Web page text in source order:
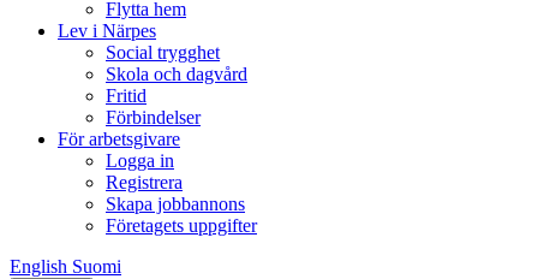
Flytta hem
Lev i Närpes
Social trygghet
Skola och dagvård
Fritid
Förbindelser
För arbetsgivare
Logga in
Registrera
Skapa jobbannons
Företagets uppgifter
English English
Suomi